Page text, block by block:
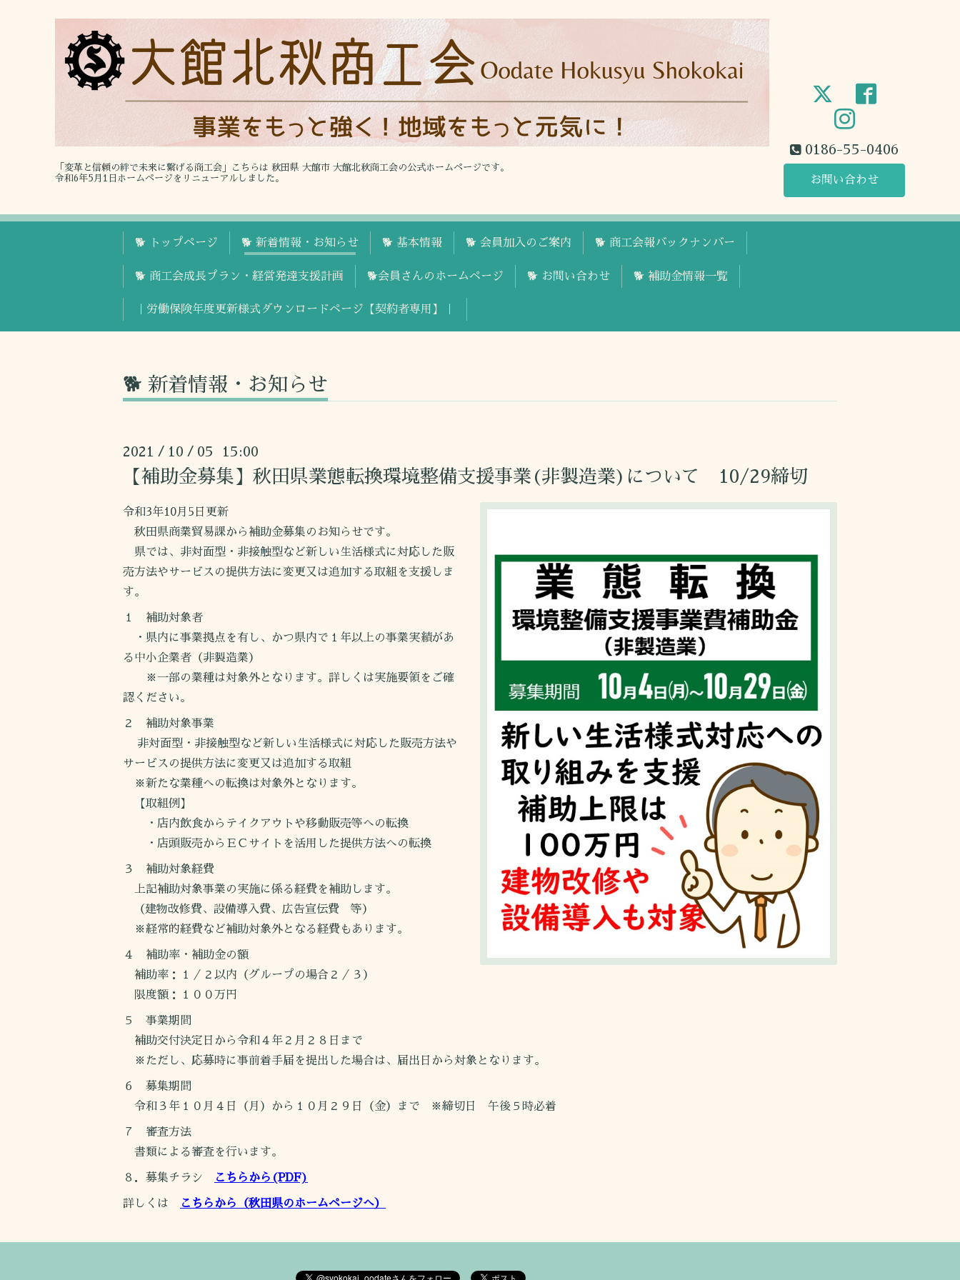
「変革と信頼の絆で未来に繋げる商工会」こちらは 秋田県 大館市 大館北秋商工会の公式ホームページです。
令和6年5月1日ホームページをリニューアルしました。
0186-55-0406
お問い合わせ
🐕 トップページ 🐕 新着情報・お知らせ 🐕 基本情報 🐕 会員加入のご案内 🐕 商工会報バックナンバー
🐕 商工会成長プラン・経営発達支援計画 🐕会員さんのホームページ 🐕 お問い合わせ 🐕 補助金情報一覧
｜労働保険年度更新様式ダウンロードページ【契約者専用】｜
🐕 新着情報・お知らせ
2021 / 10 / 05 15:00
【補助金募集】秋田県業態転換環境整備支援事業(非製造業)について 10/29締切
令和3年10月5日更新
秋田県商業貿易課から補助金募集のお知らせです。
県では、非対面型・非接触型など新しい生活様式に対応した販
売方法やサービスの提供方法に変更又は追加する取組を支援しま
す。
１ 補助対象者
・県内に事業拠点を有し、かつ県内で１年以上の事業実績があ
る中小企業者（非製造業）
※一部の業種は対象外となります。詳しくは実施要領をご確
認ください。
２ 補助対象事業
非対面型・非接触型など新しい生活様式に対応した販売方法や
サービスの提供方法に変更又は追加する取組
※新たな業種への転換は対象外となります。
【取組例】
・店内飲食からテイクアウトや移動販売等への転換
・店頭販売からＥＣサイトを活用した提供方法への転換
３ 補助対象経費
上記補助対象事業の実施に係る経費を補助します。
（建物改修費、設備導入費、広告宣伝費 等）
※経常的経費など補助対象外となる経費もあります。
４ 補助率・補助金の額
補助率：１／２以内（グループの場合２／３）
限度額：１００万円
５ 事業期間
補助交付決定日から令和４年２月２８日まで
※ただし、応募時に事前着手届を提出した場合は、届出日から対象となります。
６ 募集期間
令和３年１０月４日（月）から１０月２９日（金）まで ※締切日 午後５時必着
７ 審査方法
書類による審査を行います。
８．募集チラシ こちらから(PDF)
詳しくは こちらから（秋田県のホームページへ）